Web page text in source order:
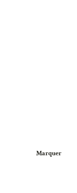
Marquer